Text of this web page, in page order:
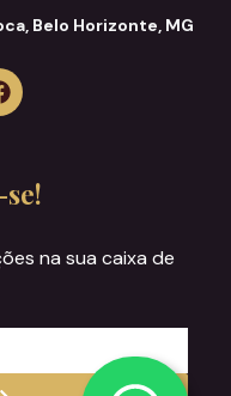
Belo Horizonte, MG
na sua caixa de